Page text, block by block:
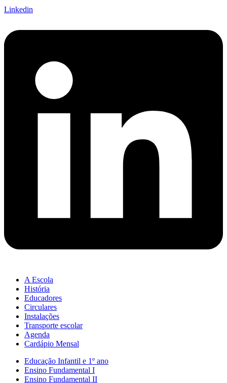
Linkedin
A Escola
História
Educadores
Circulares
Instalações
Transporte escolar
Agenda
Cardápio Mensal
Educação Infantil e 1º ano
Ensino Fundamental I
Ensino Fundamental II